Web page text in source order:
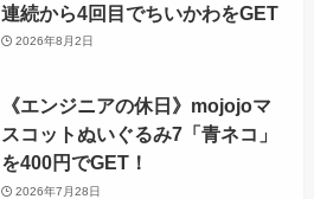
連続から4回目でちいかわをGET
2026年8月2日
《エンジニアの休日》mojojoマ
スコットぬいぐるみ7「青ネコ」
を400円でGET！
2026年7月28日